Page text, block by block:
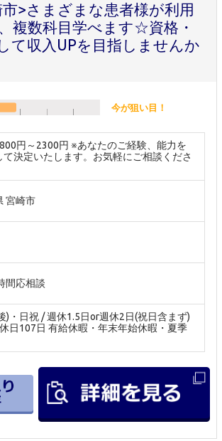
>さまざまな患者様が利用
複数科目学べます☆資格・
て収入UPを目指しませんか
今が狙い目！
円～2300円 ※あなたのご経験、能力を
て決定いたします。お気軽にご相談くださ
宮崎市
間応相談
)・日祝 / 週休1.5日or週休2日(祝日含まず)
日107日 有給休暇・年末年始休暇・夏季